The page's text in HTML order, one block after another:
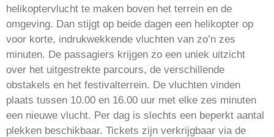
helikoptervlucht te maken boven het terrein en de
omgeving. Dan stijgt op beide dagen een helikopter op
voor korte, indrukwekkende vluchten van zo’n zes
minuten. De passagiers krijgen zo een uniek uitzicht
over het uitgestrekte parcours, de verschillende
obstakels en het festivalterrein. De vluchten vinden
plaats tussen 10.00 en 16.00 uur met elke zes minuten
een nieuwe vlucht. Per dag is slechts een beperkt aantal
plekken beschikbaar. Tickets zijn verkrijgbaar via de